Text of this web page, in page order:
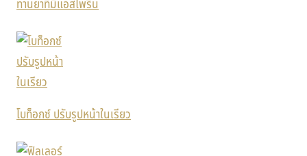
ทานยาที่มีแอสไพริน
โบท็อกซ์ ปรับรูปหน้าในเรียว